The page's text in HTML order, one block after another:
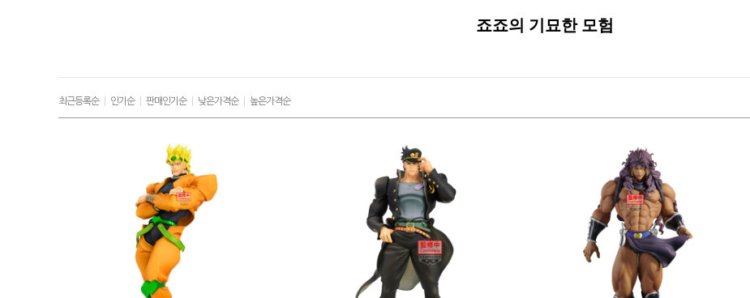
죠죠의 기묘한 모험
최근등록순| 인기순| 판매인기순| 낮은가격순| 높은가격순